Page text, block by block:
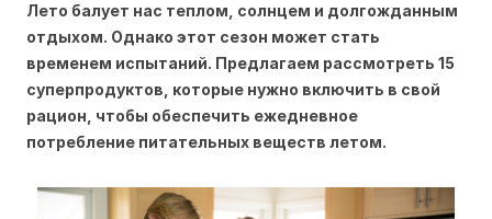
Лето балует нас теплом, солнцем и долгожданным
отдыхом. Однако этот сезон может стать
временем испытаний. Предлагаем рассмотреть 15
суперпродуктов, которые нужно включить в свой
рацион, чтобы обеспечить ежедневное
потребление питательных веществ летом.